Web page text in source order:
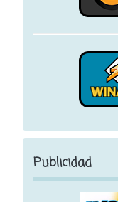
Publicidad